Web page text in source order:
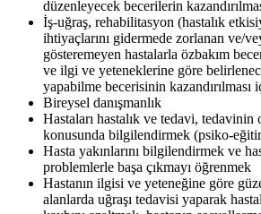
düzenleyecek becerilerin
İş-uğraş, rehabilitasyon (hastalık
ihtiyaçlarını gidermede zorlanan ve/
gösteremeyen hastalarla özbakım
ve ilgi ve yeteneklerine göre
yapabilme becerisinin kazandırılması
Bireysel danışmanlık
Hastaları hastalık ve tedavi, tedavinin
konusunda bilgilendirmek (psiko-
Hasta yakınlarını bilgilendirmek ve
problemlerle başa çıkmayı öğrenmek
Hastanın ilgisi ve yeteneğine göre
alanlarda uğraşı tedavisi yaparak